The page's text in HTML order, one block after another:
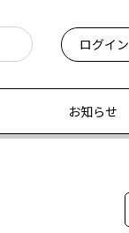
ログイン
お知らせ